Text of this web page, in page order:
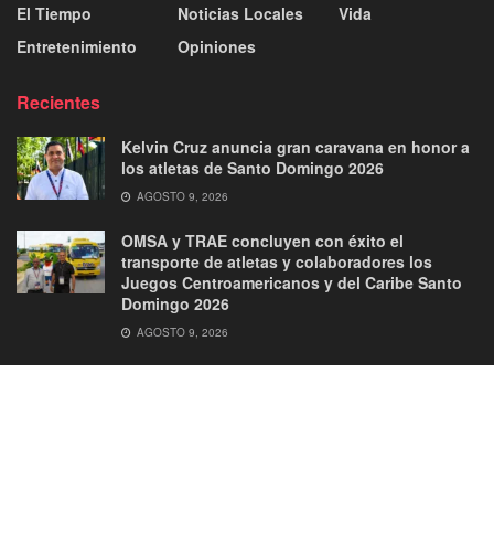
El Tiempo
Entretenimiento
Noticias Locales
Opiniones
Vida
Recientes
Kelvin Cruz anuncia gran caravana en honor a
los atletas de Santo Domingo 2026
AGOSTO 9, 2026
OMSA y TRAE concluyen con éxito el
transporte de atletas y colaboradores los
Juegos Centroamericanos y del Caribe Santo
Domingo 2026
AGOSTO 9, 2026